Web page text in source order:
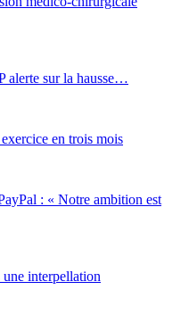
alerte sur la hausse…
en trois mois
: « Notre ambition est
interpellation